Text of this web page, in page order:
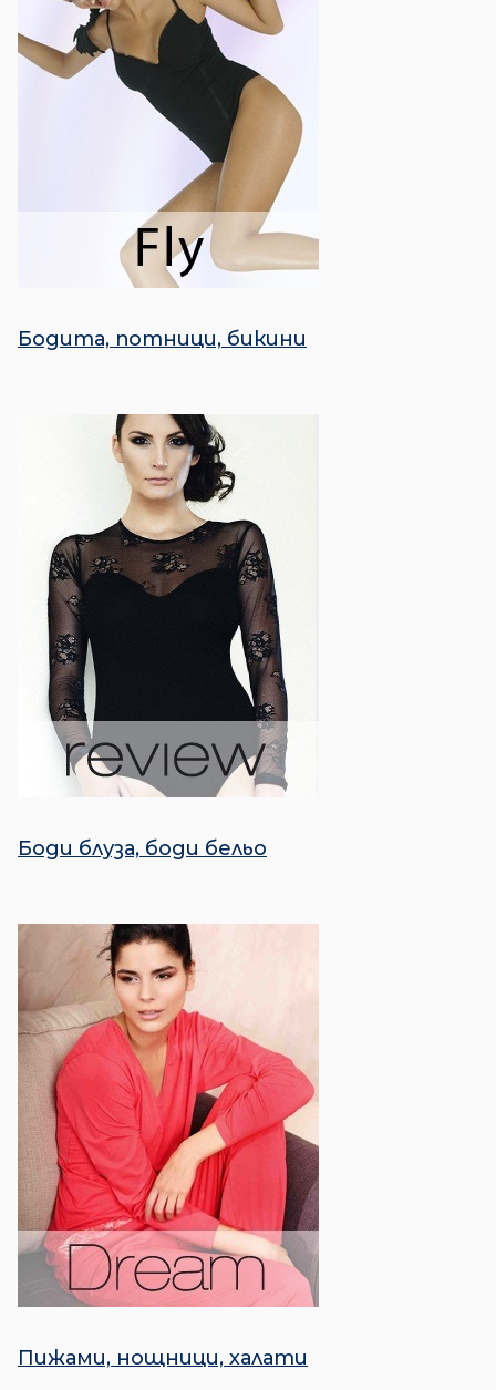
Бодита, потници, бикини
Боди блуза, боди бельо
Пижами, нощници, халати